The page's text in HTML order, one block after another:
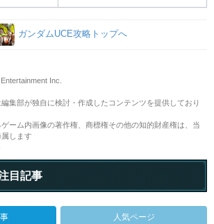
ガンダムUCE攻略トップへ
Inc.
集部が独自に検討・作成したコンテンツを提供しており
ーム内画像の著作権、商標権その他の知的財産権は、当
します
目記事
人気ページ